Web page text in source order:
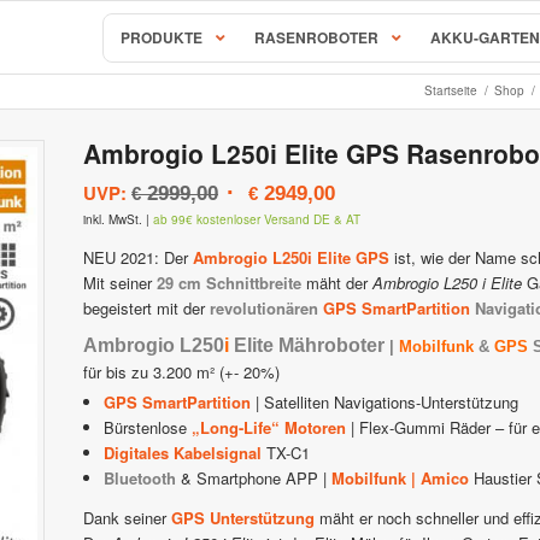
PRODUKTE
RC & RX Serie
& Ersatzteile
& Rasenroboter
& RockNeo Mähroboter
Zubehör & Ersatzteile
Zubehör & Ersatzteile
AL-KO & SOLO Mähroboter
SOLO Robolinho Mähroboter
ALKO | SOLO Robolinho
STIHL iMow Mähroboter
STIHL Viking iMow Zubehör &
Ambrogio – Zuchetti
Ambrogio Zubehör &
Stiga AutoClip Rasenroboter
RASENROBOTER AKKU-GARTEN
Startseite / Shop /
Ambrogio L250i Elite GPS
UVP: €2999,00 Ursprünglicher
Preis
war:
€ 2999,00
€ 2949,00Aktueller
Preis
ist:
€ 2949,00.
inkl. MwSt. | ab 99€ kostenloser Versand DE & AT
NEU 2021: DerAmbrogio L250i Elite GPS ist, wie der Name
Mit seiner29 cm Schnittbreite mäht derAmbrogio L250 i Elite
begeistert mit der revolutionären GPS SmartPartition
Ambrogio L250i Elite Mähroboter Mobilfunk & GPS
für bis zu 3.200 m² (+- 20%)
GPS SmartPartition | Satelliten Navigations-Unterstützung
Bürstenlose „Long-Life“ Motoren | Flex-Gummi Räder – für
Digitales Kabelsignal TX-C1
Bluetooth & Smartphone APP | Mobilfunk | AmicoHaustier
Dank seinerGPS Unterstützung mäht er noch schneller und